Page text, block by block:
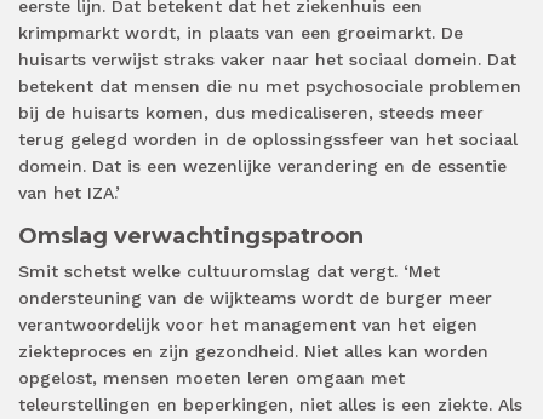
eerste lijn. Dat betekent dat het ziekenhuis een
krimpmarkt wordt, in plaats van een groeimarkt. De
huisarts verwijst straks vaker naar het sociaal domein. Dat
betekent dat mensen die nu met psychosociale problemen
bij de huisarts komen, dus medicaliseren, steeds meer
terug gelegd worden in de oplossingssfeer van het sociaal
domein. Dat is een wezenlijke verandering en de essentie
van het IZA.’
Omslag verwachtingspatroon
Smit schetst welke cultuuromslag dat vergt. ‘Met
ondersteuning van de wijkteams wordt de burger meer
verantwoordelijk voor het management van het eigen
ziekteproces en zijn gezondheid. Niet alles kan worden
opgelost, mensen moeten leren omgaan met
teleurstellingen en beperkingen, niet alles is een ziekte. Als